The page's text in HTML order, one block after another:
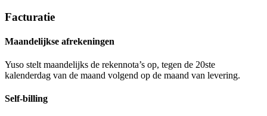
Facturatie
Maandelijkse afrekeningen
Yuso stelt maandelijks de rekennota’s op, tegen de 20ste
kalenderdag van de maand volgend op de maand van levering.
Self-billing